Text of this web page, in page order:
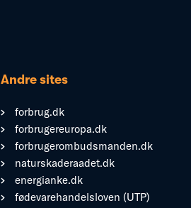
Andre sites
forbrug.dk
forbrugereuropa.dk
forbrugerombudsmanden.dk
naturskaderaadet.dk
energianke.dk
fødevarehandelsloven (UTP)